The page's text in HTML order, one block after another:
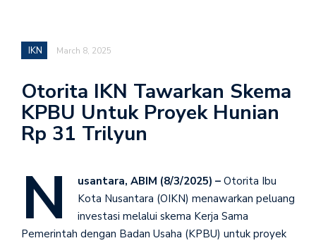
IKN March 8, 2025
Otorita IKN Tawarkan Skema
KPBU Untuk Proyek Hunian
Rp 31 Trilyun
N usantara, ABIM (8/3/2025) – Otorita Ibu
Kota Nusantara (OIKN) menawarkan peluang
investasi melalui skema Kerja Sama
Pemerintah dengan Badan Usaha (KPBU) untuk proyek